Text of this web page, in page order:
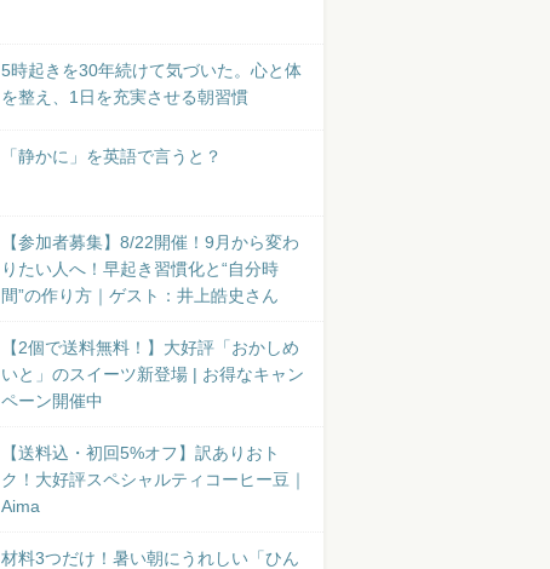
5時起きを30年続けて気づいた。心と体
を整え、1日を充実させる朝習慣
「静かに」を英語で言うと？
【参加者募集】8/22開催！9月から変わ
りたい人へ！早起き習慣化と“自分時
間”の作り方｜ゲスト：井上皓史さん
【2個で送料無料！】大好評「おかしめ
いと」のスイーツ新登場 | お得なキャン
ペーン開催中
【送料込・初回5%オフ】訳ありおト
ク！大好評スペシャルティコーヒー豆｜
Aima
材料3つだけ！暑い朝にうれしい「ひん